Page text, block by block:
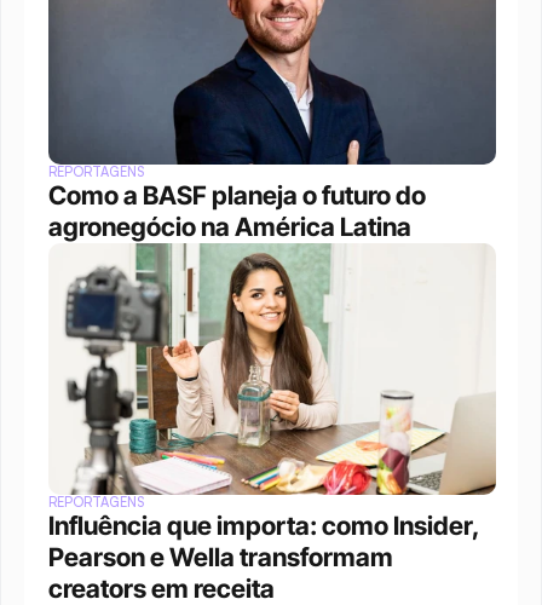
REPORTAGENS
Como a BASF planeja o futuro do
agronegócio na América Latina
REPORTAGENS
Influência que importa: como Insider,
Pearson e Wella transformam
creators em receita